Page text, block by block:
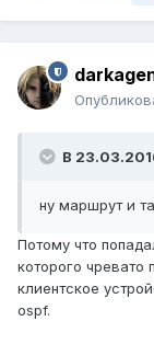
В
ну маршрут и
Потому что
которого чревато
клиентское
ospf.